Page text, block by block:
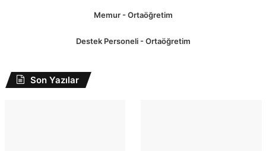
Memur - Ortaöğretim
Destek Personeli - Ortaöğretim
Son Yazılar